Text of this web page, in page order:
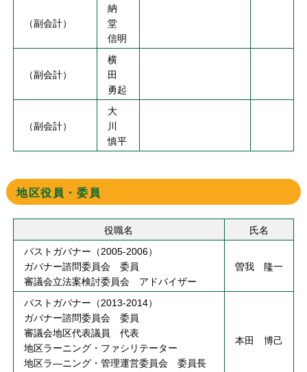
（副会計）
納
堂
信明
（副会計）
横
田
勇起
（副会計）
大
川
慎平
地区役員・委員
役職名
氏名
パストガバナー（2005-2006）
ガバナー諮問委員会 委員
審議会立法案検討委員会 アドバイザー
曽我 隆一
パストガバナー（2013-2014）
ガバナー諮問委員会 委員
審議会地区代表議員 代表
地区ラーニング・ファシリテーター
地区ラ―ニング・管理運営委員会 委員長
本田 博己